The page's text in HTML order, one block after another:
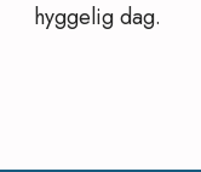
hyggelig dag.